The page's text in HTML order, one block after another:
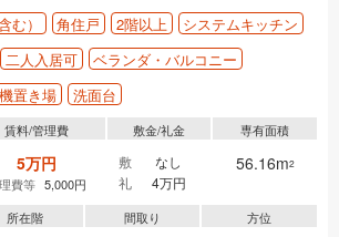
む）
角住戸 2階以上
システムキッチン
二人入居可
ベランダ・バルコニー
置き場 洗面台
賃料/管理費
5万円
費等 5,000円
敷金/礼金
敷
なし
礼
4万円
専有面積
56.16m2
所在階 間取り 方位